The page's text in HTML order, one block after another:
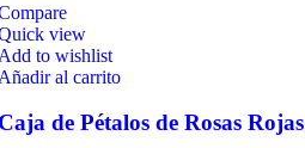
view
to wishlist
al carrito
de Pétalos de Rosas Rojas